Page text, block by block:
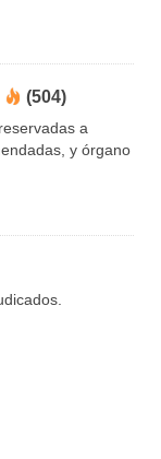
(504)
a
y órgano